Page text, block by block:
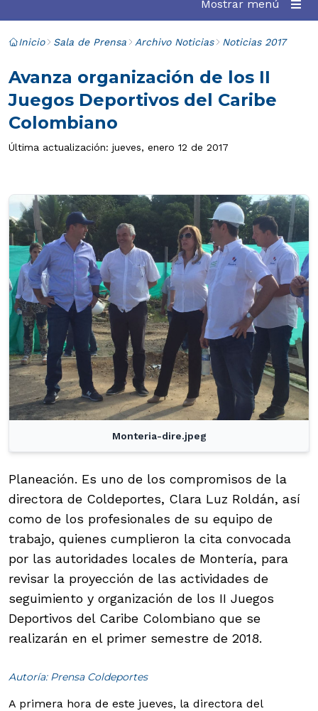
Mostrar menú
Inicio Sala de Prensa Archivo Noticias Noticias 2017
Avanza organización de los II
Juegos Deportivos del Caribe
Colombiano
Última actualización: jueves, enero 12 de 2017
Monteria-dire.jpeg
Planeación. Es uno de los compromisos de la
directora de Coldeportes, Clara Luz Roldán, así
como de los profesionales de su equipo de
trabajo, quienes cumplieron la cita convocada
por las autoridades locales de Montería, para
revisar la proyección de las actividades de
seguimiento y organización de los II Juegos
Deportivos del Caribe Colombiano que se
realizarán en el primer semestre de 2018.
Autoría: Prensa Coldeportes
A primera hora de este jueves, la directora del